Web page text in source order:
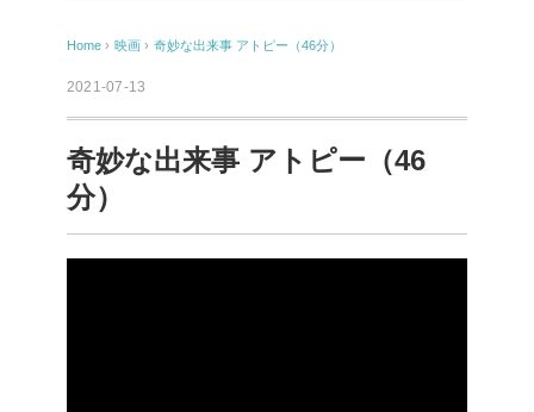
Home › 映画 › 奇妙な出来事 アトピー（46分）
2021-07-13
奇妙な出来事 アトピー（46
分）